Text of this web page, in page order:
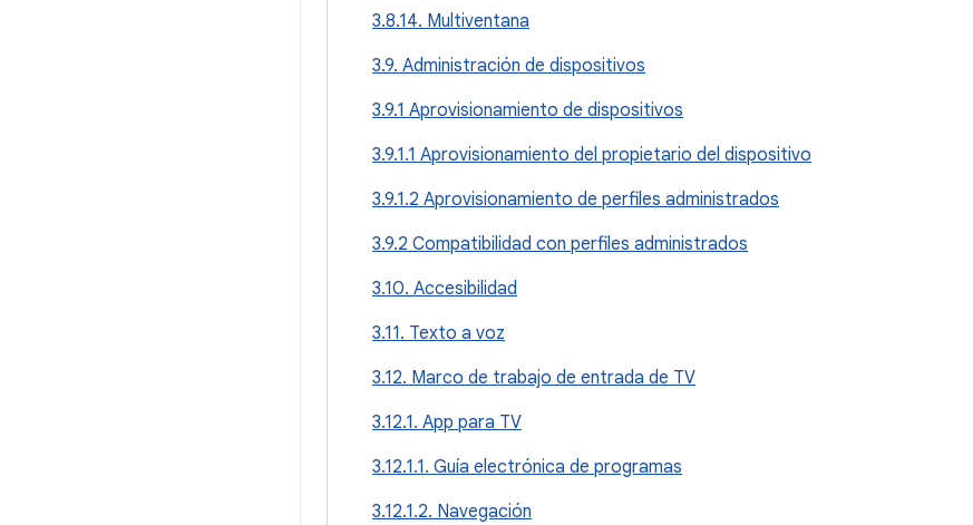
3.8.14. Multiventana
3.9. Administración de dispositivos
3.9.1 Aprovisionamiento de dispositivos
3.9.1.1 Aprovisionamiento del propietario del dispositivo
3.9.1.2 Aprovisionamiento de perfiles administrados
3.9.2 Compatibilidad con perfiles administrados
3.10. Accesibilidad
3.11. Texto a voz
3.12. Marco de trabajo de entrada de TV
3.12.1. App para TV
3.12.1.1. Guía electrónica de programas
3.12.1.2. Navegación